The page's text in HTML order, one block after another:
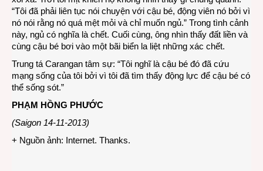
“Tôi đã phải liên tục nói chuyện với cậu bé, động viên nó bởi vì
nó nói rằng nó quá mệt mỏi và chỉ muốn ngủ.” Trong tình cảnh
này, ngủ có nghĩa là chết. Cuối cùng, ông nhìn thấy đất liền và
cùng cậu bé bơi vào một bãi biển la liệt những xác chết.
Trung tá Carangan tâm sự: “Tôi nghĩ là cậu bé đó đã cứu
mạng sống của tôi bởi vì tôi đã tìm thấy động lực để cậu bé có
thể sống sót.”
PHẠM HỒNG PHƯỚC
(Saigon 14-11-2013)
+ Nguồn ảnh: Internet. Thanks.